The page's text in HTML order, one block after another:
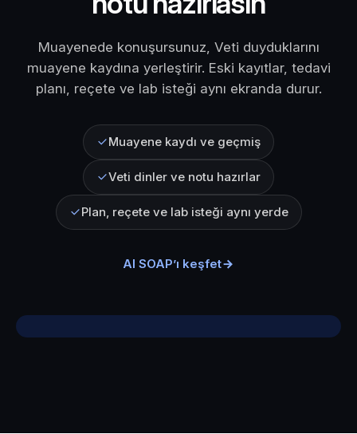
Muayenede konuşursunuz, Veti duyduklarını
muayene kaydına yerleştirir. Eski kayıtlar, tedavi
planı, reçete ve lab isteği aynı ekranda durur.
Muayene kaydı ve geçmiş
Veti dinler ve notu hazırlar
Plan, reçete ve lab isteği aynı yerde
AI SOAP’ı keşfet